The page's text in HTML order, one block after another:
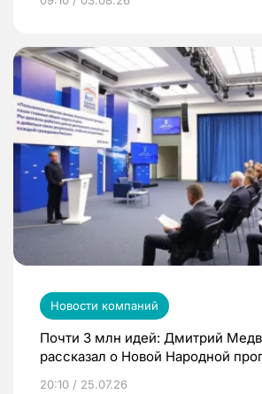
Новости компаний
Почти 3 млн идей: Дмитрий
рассказал о Новой Народной
20:10 / 25.07.26